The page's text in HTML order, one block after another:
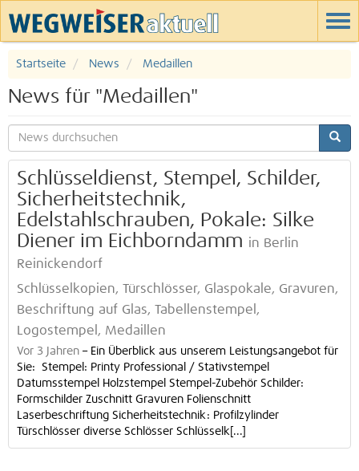
Startseite News Medaillen
News für "Medaillen"
Schlüsseldienst, Stempel, Schilder,
Sicherheitstechnik,
Edelstahlschrauben, Pokale: Silke
Diener im Eichborndamm in Berlin
Reinickendorf
Schlüsselkopien, Türschlösser, Glaspokale, Gravuren,
Beschriftung auf Glas, Tabellenstempel,
Logostempel, Medaillen
Vor 3 Jahren – Ein Überblick aus unserem Leistungsangebot für
Sie: Stempel: Printy Professional / Stativstempel
Datumsstempel Holzstempel Stempel-Zubehör Schilder:
Formschilder Zuschnitt Gravuren Folienschnitt
Laserbeschriftung Sicherheitstechnik: Profilzylinder
Türschlösser diverse Schlösser Schlüsselk[...]